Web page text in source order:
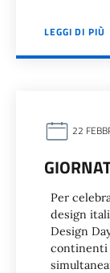
LEGGI DI PIÙ
22
Per
design
Design
continenti